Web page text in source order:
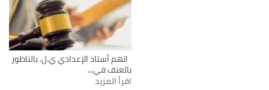
اتهم أستاذ الإعدادي ي.ل. بالناظور
بالعنف في...
اقرأ المزيد